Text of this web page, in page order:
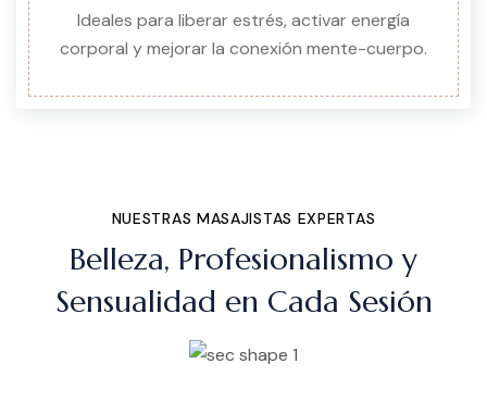
Ideales para liberar estrés, activar energía
corporal y mejorar la conexión mente-cuerpo.
NUESTRAS MASAJISTAS EXPERTAS
Belleza, Profesionalismo y
Sensualidad en Cada Sesión